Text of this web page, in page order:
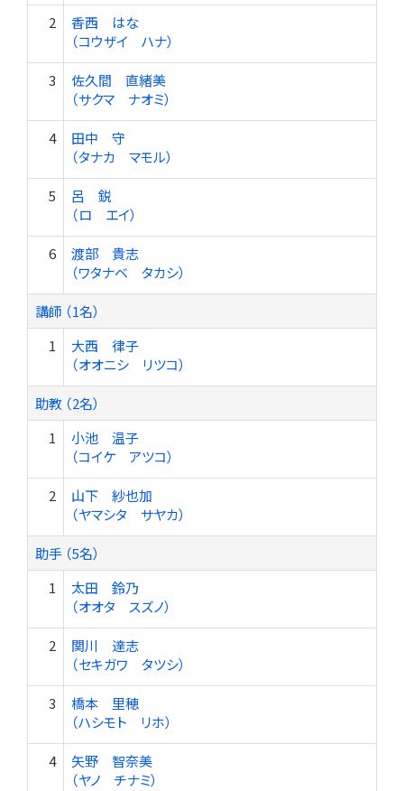
2
香西 はな
（コウザイ ハナ）
3
佐久間 直緒美
（サクマ ナオミ）
4
田中 守
（タナカ マモル）
5
呂 鋭
（ロ エイ）
6
渡部 貴志
（ワタナベ タカシ）
講師 （1名）
1
大西 律子
（オオニシ リツコ）
助教 （2名）
1
小池 温子
（コイケ アツコ）
2
山下 紗也加
（ヤマシタ サヤカ）
助手 （5名）
1
太田 鈴乃
（オオタ スズノ）
2
関川 達志
（セキガワ タツシ）
3
橋本 里穂
（ハシモト リホ）
4
矢野 智奈美
（ヤノ チナミ）